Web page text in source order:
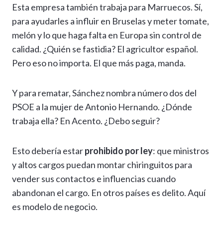
Esta empresa también trabaja para Marruecos. Sí,
para ayudarles a influir en Bruselas y meter tomate,
melón y lo que haga falta en Europa sin control de
calidad. ¿Quién se fastidia? El agricultor español.
Pero eso no importa. El que más paga, manda.
Y para rematar, Sánchez nombra número dos del
PSOE a la mujer de Antonio Hernando. ¿Dónde
trabaja ella? En Acento. ¿Debo seguir?
Esto debería estarprohibido por ley: que ministros
y altos cargos puedan montar chiringuitos para
vender sus contactos e influencias cuando
abandonan el cargo. En otros países es delito. Aquí
es modelo de negocio.